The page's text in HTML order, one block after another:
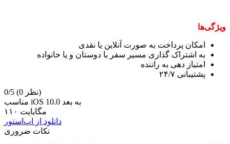
ویژگی‌ها
امکان پرداخت به صورت آنلاین یا نقدی
به اشتراک گذاری مسیر سفر با دوستان و یا خانواده
امتیاز دهی به راننده
پشتیبانی ۲۴/۷
0/5
(0 نظر)
مناسب iOS 10.0 به بعد
۱۱۰ مگابایت
دانلود از اپ‌استور
نکات ضروری